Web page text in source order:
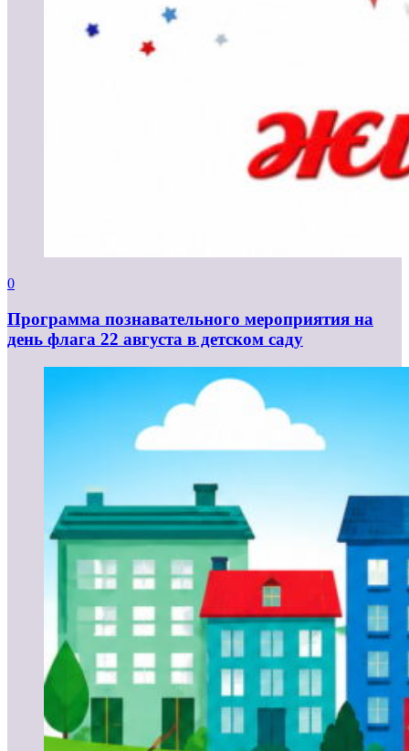
0
Программа познавательного мероприятия на
день флага 22 августа в детском саду